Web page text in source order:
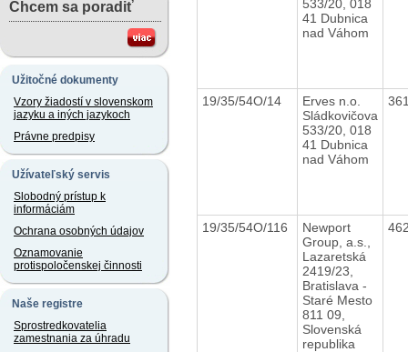
Chcem sa poradiť
Užitočné dokumenty
Vzory žiadostí v slovenskom
jazyku a iných jazykoch
Právne predpisy
Užívateľský servis
Slobodný prístup k
informáciám
Ochrana osobných údajov
Oznamovanie
protispoločenskej činnosti
Naše registre
Sprostredkovatelia
zamestnania za úhradu
533/20, 018
41 Dubnica
nad Váhom
19/35/54O/14
Erves n.o.
Sládkovičova
533/20, 018
41 Dubnica
nad Váhom
19/35/54O/116
Newport
Group, a.s.,
Lazaretská
2419/23,
Bratislava -
Staré Mesto
811 09,
Slovenská
republika